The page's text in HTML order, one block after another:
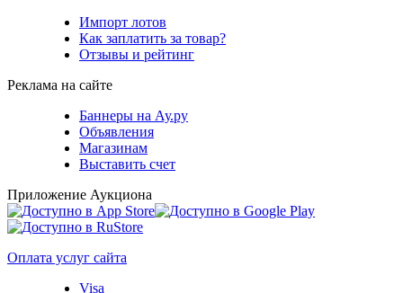
Импорт лотов
Как заплатить за товар?
Отзывы и рейтинг
Реклама на сайте
Баннеры на Ау.ру
Объявления
Магазинам
Выставить счет
Приложение Аукциона
Оплата услуг сайта
Visa